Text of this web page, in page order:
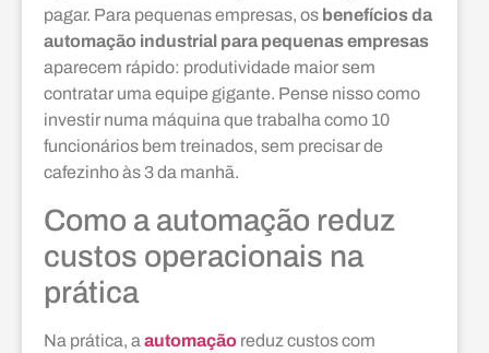
pagar. Para pequenas empresas, os benefícios da
automação industrial para pequenas empresas
aparecem rápido: produtividade maior sem
contratar uma equipe gigante. Pense nisso como
investir numa máquina que trabalha como 10
funcionários bem treinados, sem precisar de
cafezinho às 3 da manhã.
Como a automação reduz
custos operacionais na
prática
Na prática, a automação reduz custos com